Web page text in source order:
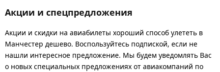
Акции и спецпредложения
Акции и скидки на авиабилеты хороший способ улететь в
Манчестер дешево. Воспользуйтесь подпиской, если не
нашли интересное предложение. Мы будем уведомлять Вас
о новых специальных предложениях от авиакомпаний по